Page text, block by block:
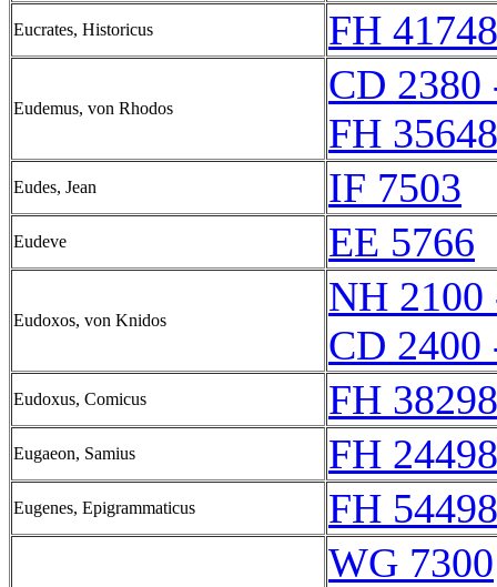
Eucrates, Historicus FH
Eudemus, von Rhodos
CD 2380
FH
Eudes, Jean IF 7503
Eudeve EE 5766
Eudoxos, von Knidos
NH
CD 2400
Eudoxus, Comicus FH
Eugaeon, Samius FH
Eugenes, Epigrammaticus FH
WG 7300